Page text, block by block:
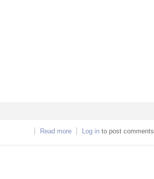
Read more about La Carreta Nahuatl
Log in to post comments